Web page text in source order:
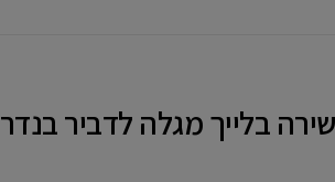
בלייך מגלה לדביר בנדר